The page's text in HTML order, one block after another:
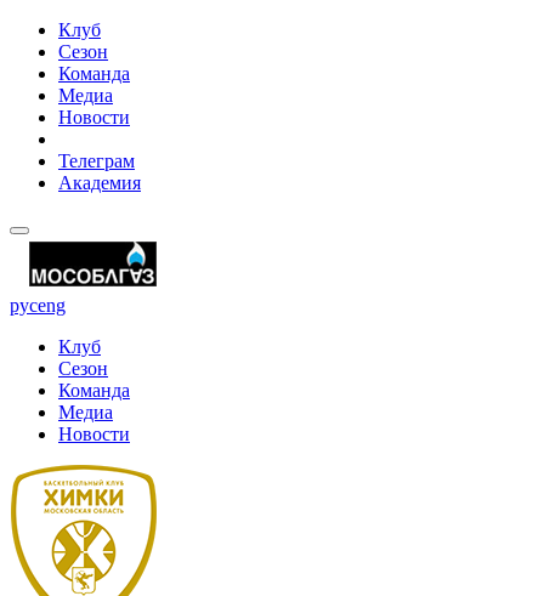
Клуб
Сезон
Команда
Медиа
Новости
Телеграм
Академия
русeng
Клуб
Сезон
Команда
Медиа
Новости